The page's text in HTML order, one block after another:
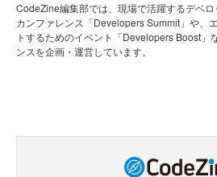
CodeZine編集部では、現場で活躍するデベ
カンファレンス「Developers Summit」や、
トするためのイベント「Developers Boost」
ンスを企画・運営しています。